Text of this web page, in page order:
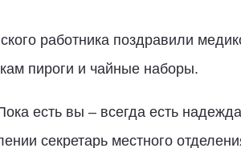
работника поздравили
пироги и чайные наборы.
есть вы – всегда есть
секретарь местного